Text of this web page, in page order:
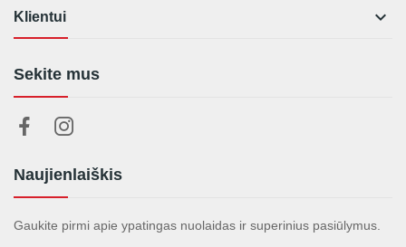
Klientui 
Sekite mus
Naujienlaiškis
Gaukite pirmi apie ypatingas nuolaidas ir superinius pasiūlymus.